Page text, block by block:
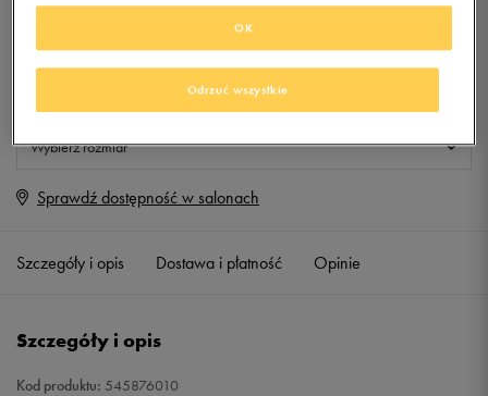
Produkt niedostępny
Jeśli artykuł będzie ponownie dostępny, otrzymasz od nas powiadomienie.
Wybierz rozmiar
XS Powiadom o dostępności
S Powiadom o dostępności
Sprawdź dostępność w salonach
Szczegóły i opis Dostawa i płatność Opinie
Szczegóły i opis
Kod produktu: 545876010
Odrzuć wszystkie
OK